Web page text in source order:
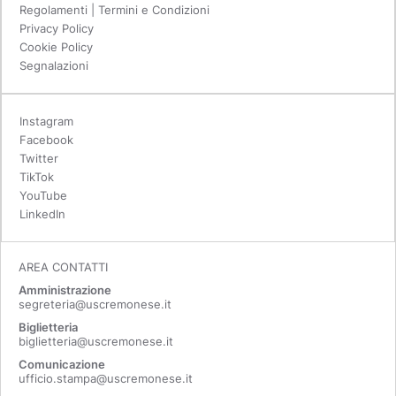
Regolamenti | Termini e Condizioni
Privacy Policy
Cookie Policy
Segnalazioni
Instagram
Facebook
Twitter
TikTok
YouTube
LinkedIn
AREA CONTATTI
Amministrazione
segreteria@uscremonese.it
Biglietteria
biglietteria@uscremonese.it
Comunicazione
ufficio.stampa@uscremonese.it